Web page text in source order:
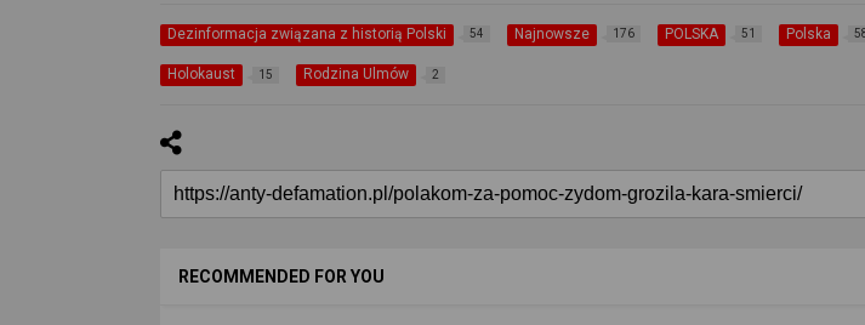
Dezinformacja związana z historią Polski 54 Najnowsze 176 POLSKA 51 Polska
Holokaust 15 Rodzina Ulmów 2
RECOMMENDED FOR YOU